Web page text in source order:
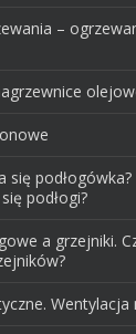
–
się
podłogi?
a grzejniki.
Wentylacja